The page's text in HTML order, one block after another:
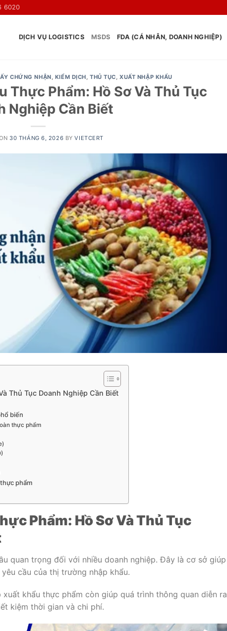
6020
DỊCH VỤ LOGISTICS MSDS FDA (CÁ NHÂN, DOANH NGHIỆP)
CHỨNG NHẬN, KIỂM DỊCH,THỦ TỤC,XUẤT NHẬP KHẨU
Thực Phẩm: Hồ Sơ Và Thủ Tục
Nghiệp Cần Biết
30 THÁNG 6, 2026 BYVIETCERT
Thủ Tục Doanh Nghiệp Cần Biết
biến
thực phẩm
phẩm
Phẩm: Hồ Sơ Và Thủ Tục
quan trọng đối với nhiều doanh nghiệp. Đây là cơ sở giúp
cầu của thị trường nhập khẩu.
khẩu thực phẩm còn giúp quá trình thông quan diễn ra
kiệm thời gian và chi phí.